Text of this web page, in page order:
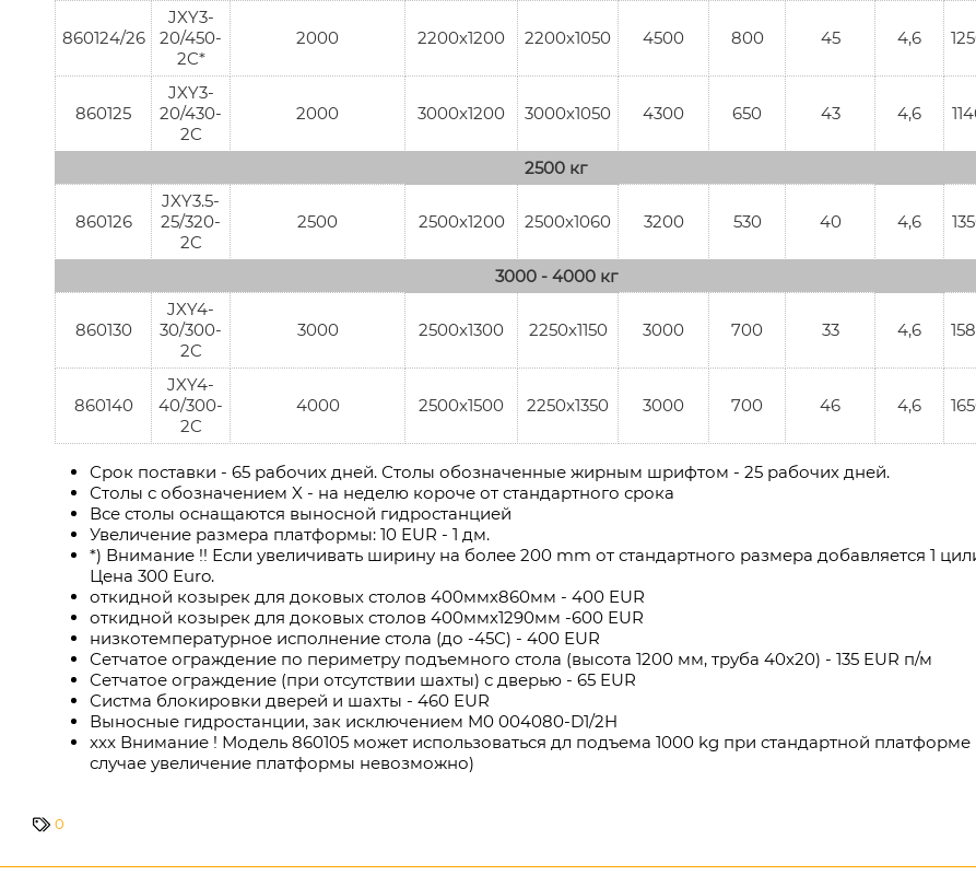
860124/26
JXY3-
20/450-
2C*
2000 2200х1200 2200х1050 4500 800 45 4,6
860125
JXY3-
20/430-
2C
2000 3000x1200 3000x1050 4300 650 43 4,6
2500 кг
860126
JXY3.5-
25/320-
2C
2500 2500x1200 2500x1060 3200 530 40 4,6
3000 - 4000 кг
860130
JXY4-
30/300-
2C
3000 2500x1300 2250x1150 3000 700 33 4,6
860140
JXY4-
40/300-
2C
4000 2500x1500 2250x1350 3000 700 46 4,6
Срок поставки - 65 рабочих дней. Столы обозначенные жирным шрифтом - 25 рабочих дней.
Столы с обозначением X - на неделю короче от стандартного срока
Все столы оснащаются выносной гидростанцией
Увеличение размера платформы: 10 EUR - 1 дм.
*) Внимание !! Если увеличивать ширину на более 200 mm от стандартного размера добавляется 1
Цена 300 Euro.
откидной козырек для доковых столов 400ммх860мм - 400 EUR
откидной козырек для доковых столов 400ммх1290мм -600 EUR
низкотемпературное исполнение стола (до -45С) - 400 EUR
Сетчатое ограждение по периметру подъемного стола (высота 1200 мм, труба 40х20) - 135 EUR п/м
Сетчатое ограждение (при отсутствии шахты) с дверью - 65 EUR
Систма блокировки дверей и шахты - 460 EUR
Выносные гидростанции, зак исключением M0 004080-D1/2H
xxx Внимание ! Модель 860105 может использоваться дл подъема 1000 kg при стандартной платформе
случае увеличение платформы невозможно)
0